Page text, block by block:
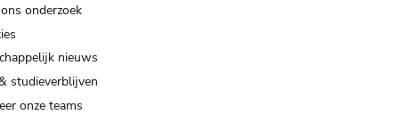
onderzoek
nieuws
studieverblijven
onze teams